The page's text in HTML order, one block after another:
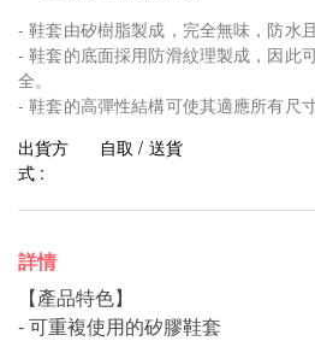
- 鞋套由矽樹脂製成，完全無味，防水
- 鞋套的底面採用防滑紋理製成，因此
全。
- 鞋套的高彈性結構可使其適應所有尺寸
出貨方
式 :
自取 / 送貨
詳情
【產品特色】
- 可重複使用的矽膠鞋套